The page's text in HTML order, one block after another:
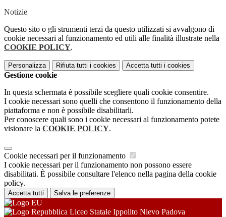
Notizie
Questo sito o gli strumenti terzi da questo utilizzati si avvalgono di
cookie necessari al funzionamento ed utili alle finalità illustrate nella
COOKIE POLICY.
Personalizza Rifiuta tutti i cookies Accetta tutti i cookies
Gestione cookie
In questa schermata è possibile scegliere quali cookie consentire.
I cookie necessari sono quelli che consentono il funzionamento della
piattaforma e non è possibile disabilitarli.
Per conoscere quali sono i cookie necessari al funzionamento potete
visionare la COOKIE POLICY.
Cookie necessari per il funzionamento
I cookie necessari per il funzionamento non possono essere
disabilitati. È possibile consultare l'elenco nella pagina della cookie
policy.
Accetta tutti Salva le preferenze
Liceo Statale Ippolito Nievo Padova